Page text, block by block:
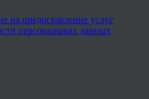
на предоставление услуг
персональных данных